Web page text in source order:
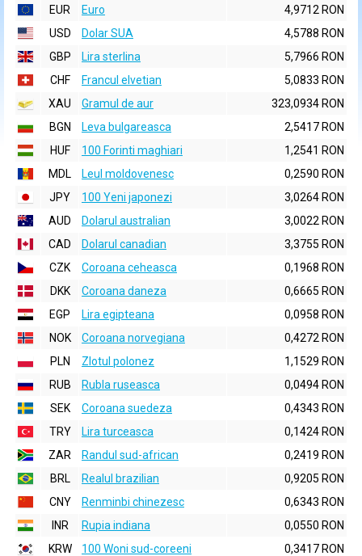
EUR
Euro
4,9712 RON
USD
Dolar SUA
4,5788 RON
GBP
Lira sterlina
5,7966 RON
CHF
Francul elvetian
5,0833 RON
XAU
Gramul de aur
323,0934 RON
BGN
Leva bulgareasca
2,5417 RON
HUF
100 Forinti maghiari
1,2541 RON
MDL
Leul moldovenesc
0,2590 RON
JPY
100 Yeni japonezi
3,0264 RON
AUD
Dolarul australian
3,0022 RON
CAD
Dolarul canadian
3,3755 RON
CZK
Coroana ceheasca
0,1968 RON
DKK
Coroana daneza
0,6665 RON
EGP
Lira egipteana
0,0958 RON
NOK
Coroana norvegiana
0,4272 RON
PLN
Zlotul polonez
1,1529 RON
RUB
Rubla ruseasca
0,0494 RON
SEK
Coroana suedeza
0,4343 RON
TRY
Lira turceasca
0,1424 RON
ZAR
Randul sud-african
0,2419 RON
BRL
Realul brazilian
0,9205 RON
CNY
Renminbi chinezesc
0,6343 RON
INR
Rupia indiana
0,0550 RON
KRW
100 Woni sud-coreeni
0,3417 RON